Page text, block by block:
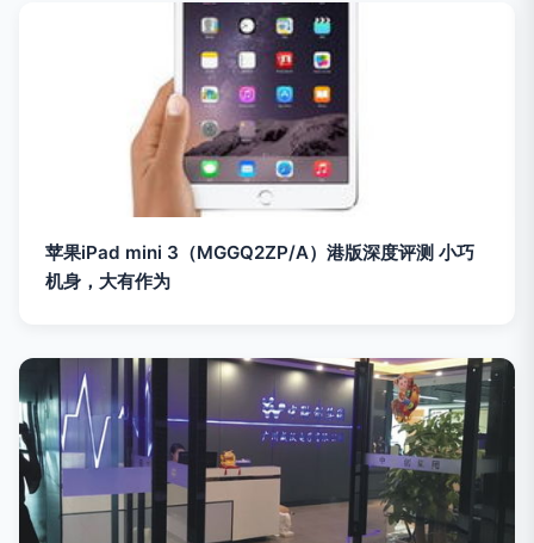
苹果iPad mini 3（MGGQ2ZP/A）港版深度评测 小巧
机身，大有作为